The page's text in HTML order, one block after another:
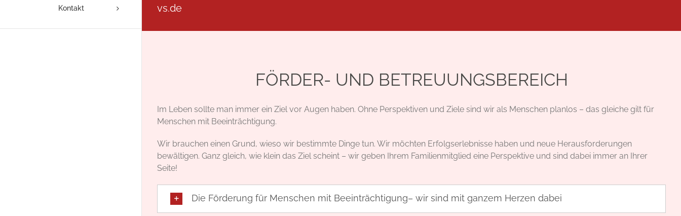
Kontakt
vs.de
FÖRDER- UND BETREUUNGSBEREICH
Im Leben sollte man immer ein Ziel vor Augen haben. Ohne Perspektiven und Ziele sind wir als Menschen planlos – das gleiche gilt für
Menschen mit Beeinträchtigung.
Wir brauchen einen Grund, wieso wir bestimmte Dinge tun. Wir möchten Erfolgserlebnisse haben und neue Herausforderungen
bewältigen. Ganz gleich, wie klein das Ziel scheint – wir geben Ihrem Familienmitglied eine Perspektive und sind dabei immer an Ihrer
Seite!
Die Förderung für Menschen mit Beeinträchtigung– wir sind mit ganzem Herzen dabei